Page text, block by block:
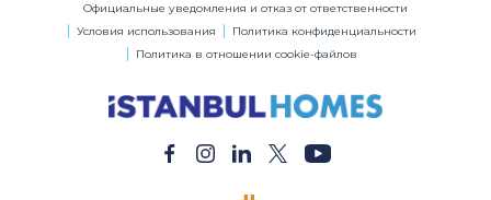
Официальные уведомления и отказ от ответственности
Условия использования
Политика конфиденциальности
Политика в отношении cookie-файлов